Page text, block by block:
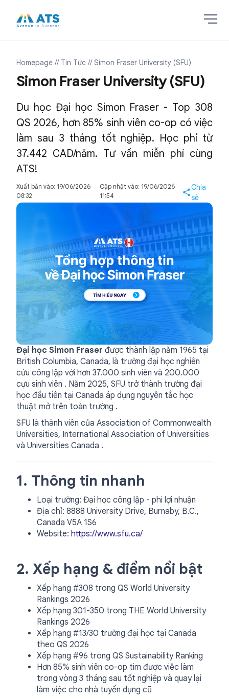
Homepage // Tin Tức // Simon Fraser University (SFU)
Simon Fraser University (SFU)
Du học Đại học Simon Fraser - Top 308
QS 2026, hơn 85% sinh viên co-op có việc
làm sau 3 tháng tốt nghiệp. Học phí từ
37.442 CAD/năm. Tư vấn miễn phí cùng
ATS!
Xuất bản vào: 19/06/2026
08:32
Cập nhật vào: 19/06/2026
11:54
Chia
sẻ
Đại học Simon Fraser được thành lập năm 1965 tại
British Columbia, Canada, là trường đại học nghiên
cứu công lập với hơn 37.000 sinh viên và 200.000
cựu sinh viên . Năm 2025, SFU trở thành trường đại
học đầu tiên tại Canada áp dụng nguyên tắc học
thuật mở trên toàn trường .
SFU là thành viên của Association of Commonwealth
Universities, International Association of Universities
và Universities Canada .
1. Thông tin nhanh
Loại trường: Đại học công lập - phi lợi nhuận
Địa chỉ: 8888 University Drive, Burnaby, B.C.,
Canada V5A 1S6
Website: https://www.sfu.ca/
2. Xếp hạng & điểm nổi bật
Xếp hạng #308 trong QS World University
Rankings 2026
Xếp hạng 301-350 trong THE World University
Rankings 2026
Xếp hạng #13/30 trường đại học tại Canada
theo QS 2026
Xếp hạng #96 trong QS Sustainability Ranking
Hơn 85% sinh viên co-op tìm được việc làm
trong vòng 3 tháng sau tốt nghiệp và quay lại
làm việc cho nhà tuyển dụng cũ